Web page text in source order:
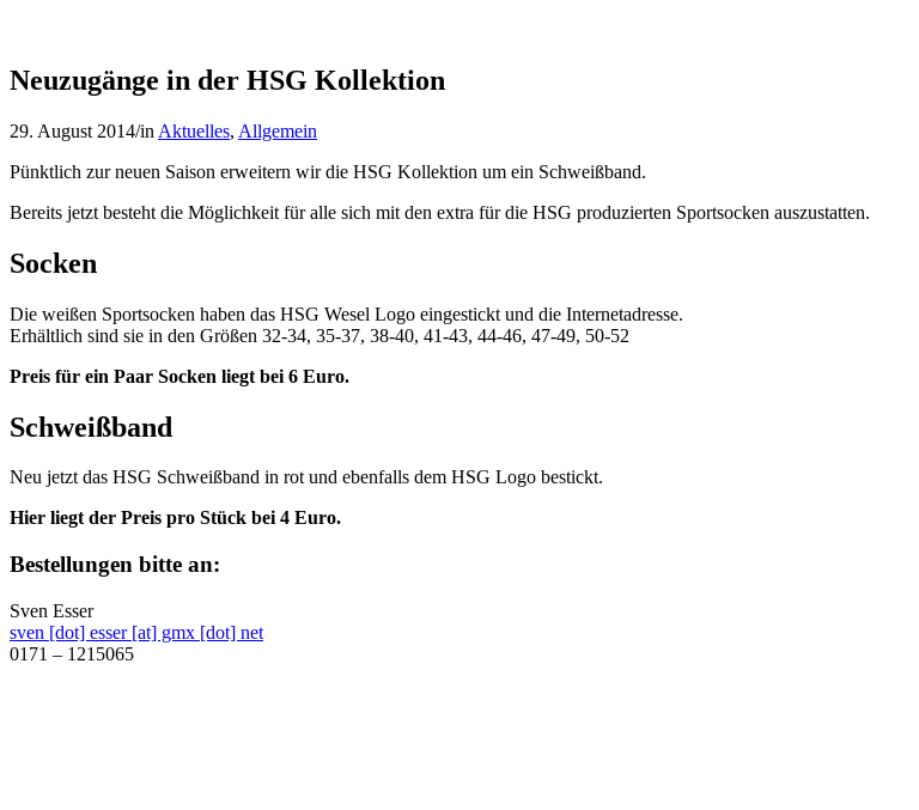
Neuzugänge in der HSG Kollektion
29. August 2014/in Aktuelles, Allgemein
Pünktlich zur neuen Saison erweitern wir die HSG Kollektion um ein Schweißband.
Bereits jetzt besteht die Möglichkeit für alle sich mit den extra für die HSG produzierten Sportsocken auszustatten.
Socken
Die weißen Sportsocken haben das HSG Wesel Logo eingestickt und die Internetadresse.
Erhältlich sind sie in den Größen 32-34, 35-37, 38-40, 41-43, 44-46, 47-49, 50-52
Preis für ein Paar Socken liegt bei 6 Euro.
Schweißband
Neu jetzt das HSG Schweißband in rot und ebenfalls dem HSG Logo bestickt.
Hier liegt der Preis pro Stück bei 4 Euro.
Bestellungen bitte an:
Sven Esser
sven [dot] esser [at] gmx [dot] net
0171 – 1215065